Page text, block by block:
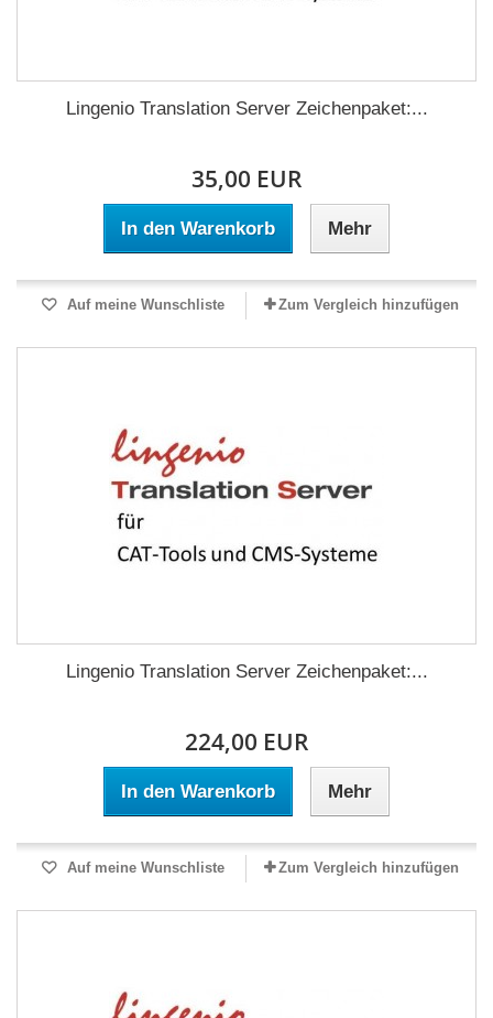
Lingenio Translation Server Zeichenpaket:...
35,00 EUR
In den Warenkorb Mehr
Auf meine Wunschliste Zum Vergleich hinzufügen
Lingenio Translation Server Zeichenpaket:...
224,00 EUR
In den Warenkorb Mehr
Auf meine Wunschliste Zum Vergleich hinzufügen